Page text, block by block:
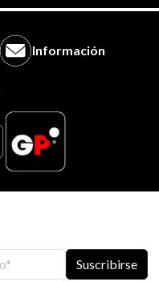
Información
Suscribirse